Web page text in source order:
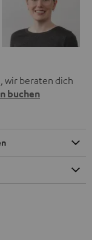
wir beraten dich
buchen